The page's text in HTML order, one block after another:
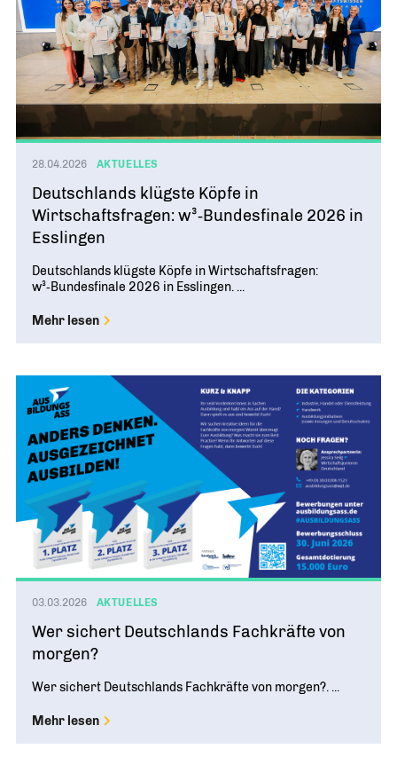
28.04.2026 AKTUELLES
Deutschlands klügste Köpfe in
Wirtschaftsfragen: w³‑Bundesfinale 2026 in
Esslingen
Deutschlands klügste Köpfe in Wirtschaftsfragen:
w³‑Bundesfinale 2026 in Esslingen. ...
Mehr lesen
03.03.2026 AKTUELLES
Wer sichert Deutschlands Fachkräfte von
morgen?
Wer sichert Deutschlands Fachkräfte von morgen?. ...
Mehr lesen